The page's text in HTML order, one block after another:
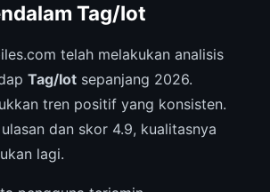
Tag/Iot
telah melakukan analisis
Tag/Iot sepanjang 2026.
tren positif yang konsisten.
dan skor 4.9, kualitasnya
lagi.